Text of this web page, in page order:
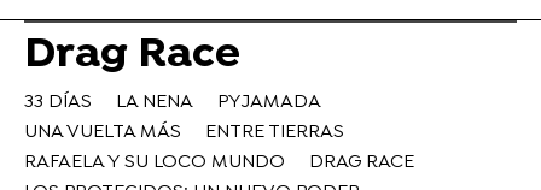
Drag Race
33 DÍAS LA NENA
PYJAMADA
UNA VUELTA MÁS
ENTRE TIERRAS
RAFAELA Y SU LOCO MUNDO
DRAG RACE